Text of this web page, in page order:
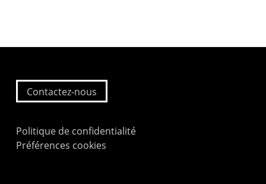
Contactez-nous
Politique de confidentialité
Préférences cookies